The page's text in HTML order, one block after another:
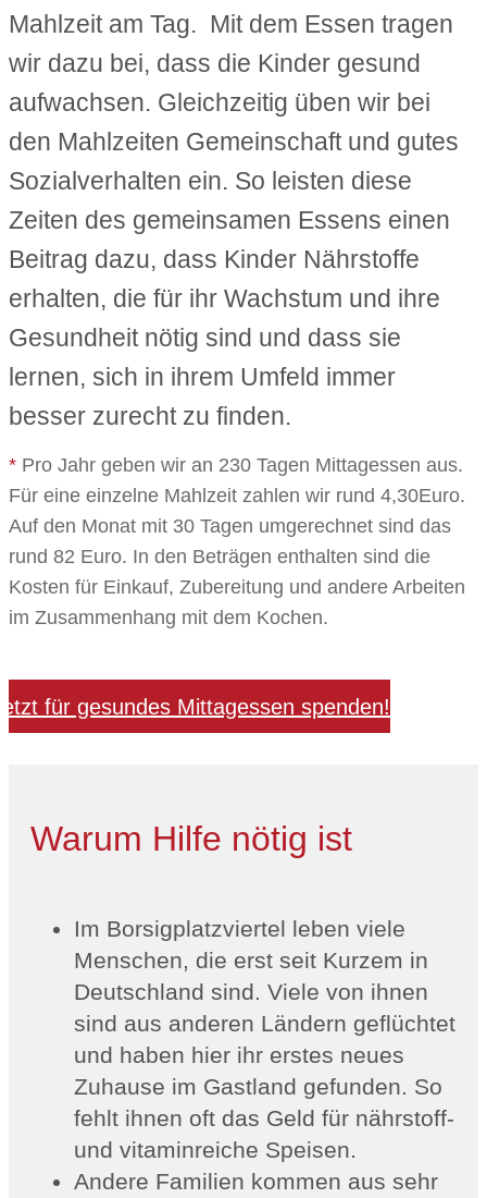
Mahlzeit am Tag. Mit dem Essen tragen
wir dazu bei, dass die Kinder gesund
aufwachsen. Gleichzeitig üben wir bei
den Mahlzeiten Gemeinschaft und gutes
Sozialverhalten ein. So leisten diese
Zeiten des gemeinsamen Essens einen
Beitrag dazu, dass Kinder Nährstoffe
erhalten, die für ihr Wachstum und ihre
Gesundheit nötig sind und dass sie
lernen, sich in ihrem Umfeld immer
besser zurecht zu finden.
* Pro Jahr geben wir an 230 Tagen Mittagessen aus.
Für eine einzelne Mahlzeit zahlen wir rund 4,30Euro.
Auf den Monat mit 30 Tagen umgerechnet sind das
rund 82 Euro. In den Beträgen enthalten sind die
Kosten für Einkauf, Zubereitung und andere Arbeiten
im Zusammenhang mit dem Kochen.
für gesundes Mittagessen spenden!
Warum Hilfe nötig ist
Im Borsigplatzviertel leben viele
Menschen, die erst seit Kurzem in
Deutschland sind. Viele von ihnen
sind aus anderen Ländern geflüchtet
und haben hier ihr erstes neues
Zuhause im Gastland gefunden. So
fehlt ihnen oft das Geld für nährstoff-
und vitaminreiche Speisen.
Andere Familien kommen aus sehr